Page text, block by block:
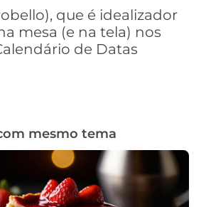
que é idealizador
mesa (e na tela) nos
de Datas
mesmo tema